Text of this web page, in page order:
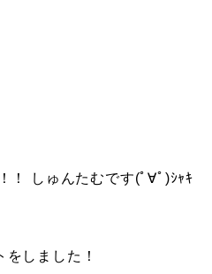
！ しゅんたむです(ﾟ∀ﾟ)ｼｬｷ
しました！